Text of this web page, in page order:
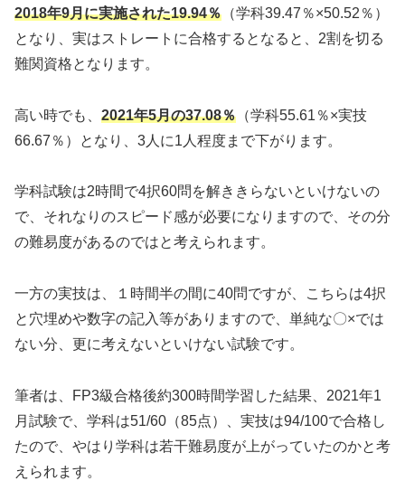
2018年9月に実施された19.94％ （学科39.47％×50.52％）
となり、実はストレートに合格するとなると、2割を切る
難関資格となります。
高い時でも、 2021年5月の37.08％ （学科55.61％×実技
66.67％）となり、3人に1人程度まで下がります。
学科試験は2時間で4択60問を解ききらないといけないの
で、それなりのスピード感が必要になりますので、その分
の難易度があるのではと考えられます。
一方の実技は、１時間半の間に40問ですが、こちらは4択
と穴埋めや数字の記入等がありますので、単純な〇×では
ない分、更に考えないといけない試験です。
筆者は、FP3級合格後約300時間学習した結果、2021年1
月試験で、学科は51/60（85点）、実技は94/100で合格し
たので、やはり学科は若干難易度が上がっていたのかと考
えられます。